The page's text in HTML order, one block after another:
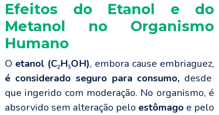
Efeitos do Etanol e do
Metanol no Organismo
Humano
O etanol (C₂H₅OH), embora cause embriaguez,
é considerado seguro para consumo, desde
que ingerido com moderação. No organismo, é
absorvido sem alteração pelo estômago e pelo